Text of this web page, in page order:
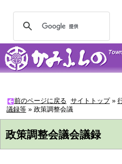
前のページに戻る サイトトップ»
議録等» 政策調整会議
政策調整会議会議録